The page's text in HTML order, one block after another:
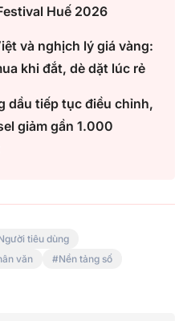
Huế 2026
và nghịch lý giá vàng:
khi đắt, dè dặt lúc rẻ
dầu tiếp tục điều chỉnh,
giảm gần 1.000
tiêu dùng
văn
Nền tảng số